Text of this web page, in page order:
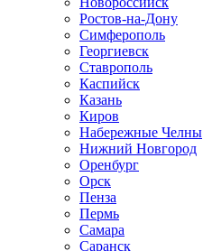
Ростов-на-Дону
Симферополь
Георгиевск
Ставрополь
Каспийск
Казань
Киров
Набережные Челны
Нижний Новгород
Оренбург
Орск
Пенза
Пермь
Самара
Саранск